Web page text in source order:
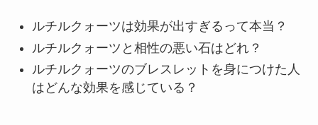
ルチルクォーツは効果が出すぎるって本当？
ルチルクォーツと相性の悪い石はどれ？
ルチルクォーツのブレスレットを身につけた人
はどんな効果を感じている？